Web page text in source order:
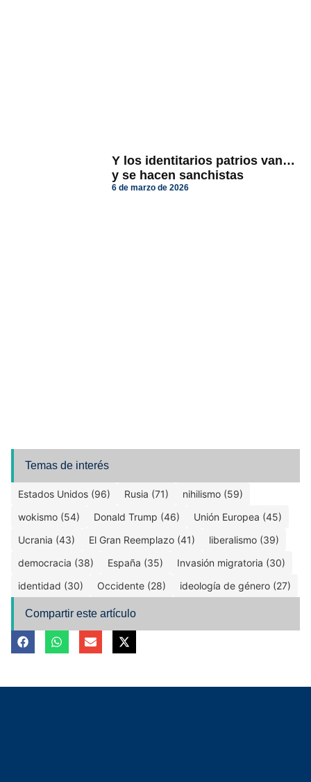
Y los identitarios patrios van…
y se hacen sanchistas
6 de marzo de 2026
Temas de interés
Estados Unidos (96) Rusia (71)
nihilismo (59)
wokismo (54)
Donald Trump (46)
Unión Europea (45)
Ucrania (43)
El Gran Reemplazo (41)
liberalismo (39)
democracia (38)
España (35)
Invasión migratoria (30)
identidad (30)
Occidente (28) ideología de género (27)
Compartir este artículo